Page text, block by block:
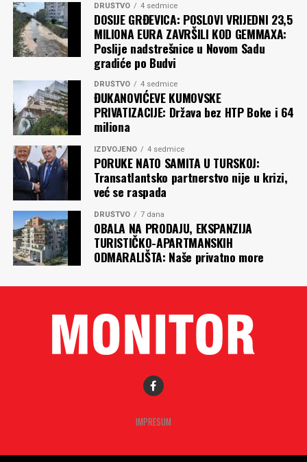
DRUŠTVO 4 sedmice
DOSIJE GRĐEVICA: POSLOVI VRIJEDNI 23,5
MILIONA EURA ZAVRŠILI KOD GEMMAXA:
Poslije nadstrešnice u Novom Sadu
gradiće po Budvi
DRUŠTVO 4 sedmice
ĐUKANOVIĆEVE KUMOVSKE
PRIVATIZACIJE: Država bez HTP Boke i 64
miliona
IZDVOJENO 4 sedmice
PORUKE NATO SAMITA U TURSKOJ:
Transatlantsko partnerstvo nije u krizi,
već se raspada
DRUŠTVO 7 dana
OBALA NA PRODAJU, EKSPANZIJA
TURISTIČKO-APARTMANSKIH
ODMARALIŠTA: Naše privatno more
IMPRESUM